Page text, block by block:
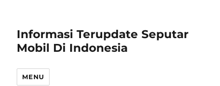
Informasi Terupdate Seputar
Mobil Di Indonesia
MENU